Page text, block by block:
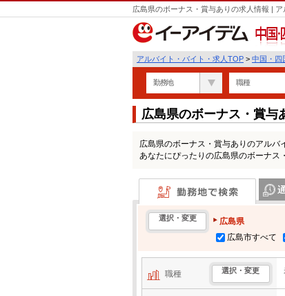
広島県のボーナス・賞与ありの求人情報 |
中国・
アルバイト・バイト・求人TOP > 中国・四
勤務地 職種
広島県のボーナス・賞与
広島県のボーナス・賞与ありのアルバ
あなたにぴったりの広島県のボーナス
勤務地で検索
選択・変更
広島県
広島市すべて
職種 選択・変更